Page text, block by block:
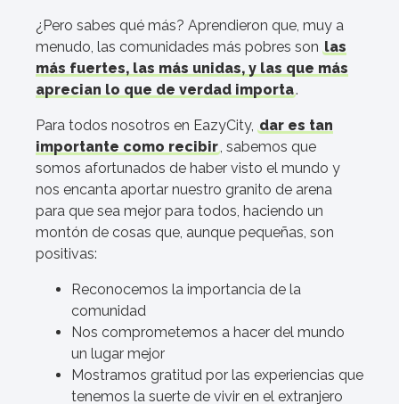
¿Pero sabes qué más? Aprendieron que, muy a
menudo, las comunidades más pobres son las
más fuertes, las más unidas, y las que más
aprecian lo que de verdad importa.
Para todos nosotros en EazyCity, dar es tan
importante como recibir, sabemos que
somos afortunados de haber visto el mundo y
nos encanta aportar nuestro granito de arena
para que sea mejor para todos, haciendo un
montón de cosas que, aunque pequeñas, son
positivas:
Reconocemos la importancia de la
comunidad
Nos comprometemos a hacer del mundo
un lugar mejor
Mostramos gratitud por las experiencias que
tenemos la suerte de vivir en el extranjero